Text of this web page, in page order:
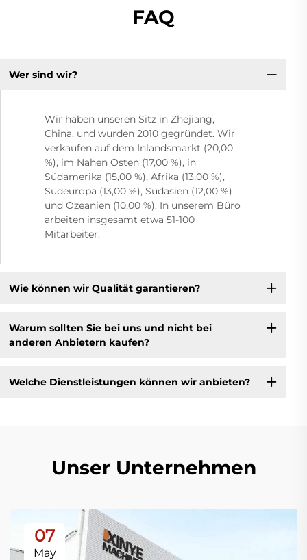
FAQ
Wer sind wir?
Wir haben unseren Sitz in Zhejiang,
China, und wurden 2010 gegründet. Wir
verkaufen auf dem Inlandsmarkt (20,00
%), im Nahen Osten (17,00 %), in
Südamerika (15,00 %), Afrika (13,00 %),
Südeuropa (13,00 %), Südasien (12,00 %)
und Ozeanien (10,00 %). In unserem Büro
arbeiten insgesamt etwa 51-100
Mitarbeiter.
Wie können wir Qualität garantieren?
Warum sollten Sie bei uns und nicht bei
anderen Anbietern kaufen?
Welche Dienstleistungen können wir anbieten?
Unser Unternehmen
07
May